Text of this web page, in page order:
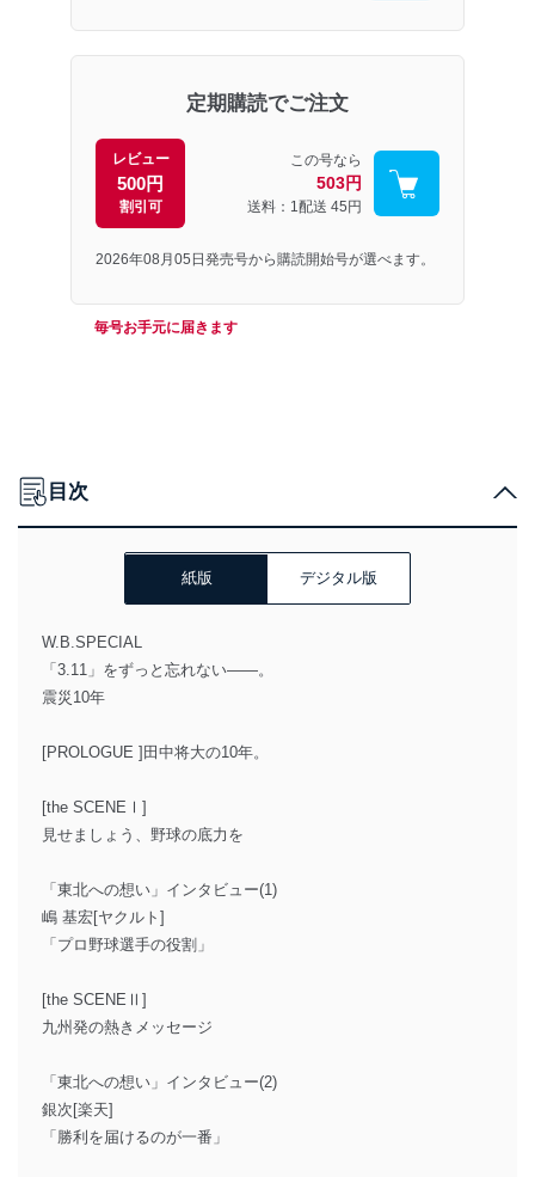
定期購読でご注文
レビュー
500円
割引可
この号なら
503円
送料：1配送 45円
2026年08月05日発売号から購読開始号が選べます。
毎号お手元に届きます
目次
紙版 デジタル版
W.B.SPECIAL
「3.11」をずっと忘れない――。
震災10年
[PROLOGUE ]田中将大の10年。
[the SCENEⅠ]
見せましょう、野球の底力を
「東北への想い」インタビュー(1)
嶋 基宏[ヤクルト]
「プロ野球選手の役割」
[the SCENEⅡ]
九州発の熱きメッセージ
「東北への想い」インタビュー(2)
銀次[楽天]
「勝利を届けるのが一番」